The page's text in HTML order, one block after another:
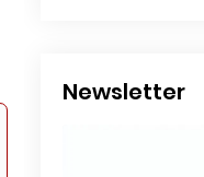
Newsletter